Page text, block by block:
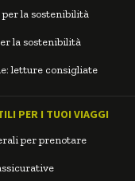
la sostenibilità
la sostenibilità
letture consigliate
PER I TUOI VIAGGI
per prenotare